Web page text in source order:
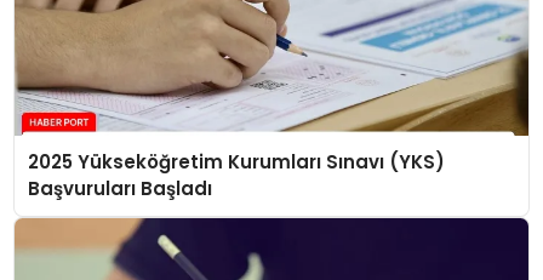
2025 Yükseköğretim Kurumları Sınavı (YKS)
Başvuruları Başladı